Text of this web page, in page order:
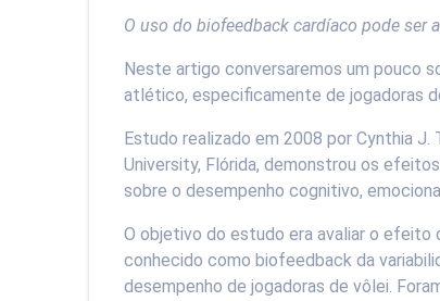
O uso do biofeedback cardíaco pode ser
Neste artigo conversaremos um pouco
atlético, especificamente de jogadoras
Estudo realizado em 2008 por Cynthia
University, Flórida, demonstrou os
sobre o desempenho cognitivo,
O objetivo do estudo era avaliar o
conhecido como biofeedback da
desempenho de jogadoras de vôlei.